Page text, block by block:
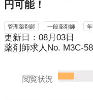
円可能！
管理薬剤師 一般薬剤師
更新日：08月03日
薬剤師求人No. M3C-
閲覧状況